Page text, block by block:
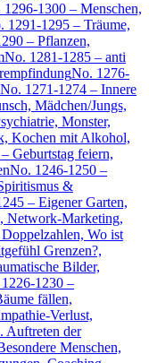
1296-1300 – Menschen,
1291-1295 – Träume,
– Pflanzen,
No. 1281-1285 – anti
No. 1276-
No. 1271-1274 – Innere
Mädchen/Jungs,
Monster,
Kochen mit Alkohol,
Geburtstag feiern,
No. 1246-1250 –
&
– Eigener Garten,
Network-Marketing,
Wo ist
Grenzen?,
Bilder,
1230 –
fällen,
Verlust,
Auftreten der
Menschen,